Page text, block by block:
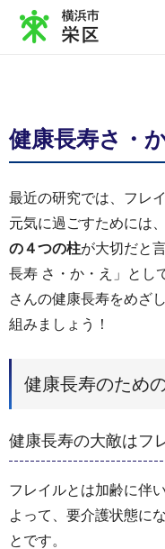
健康長寿さ・
最近の研究では、フレ
元気に過ごすためには、
の４つの柱が大切だと
長寿 さ・か・え」とし
さんの健康長寿をめざ
組みましょう！
健康長寿のため
健康長寿の大敵はフ
フレイルとは加齢に伴
よって、要介護状態に
とです。